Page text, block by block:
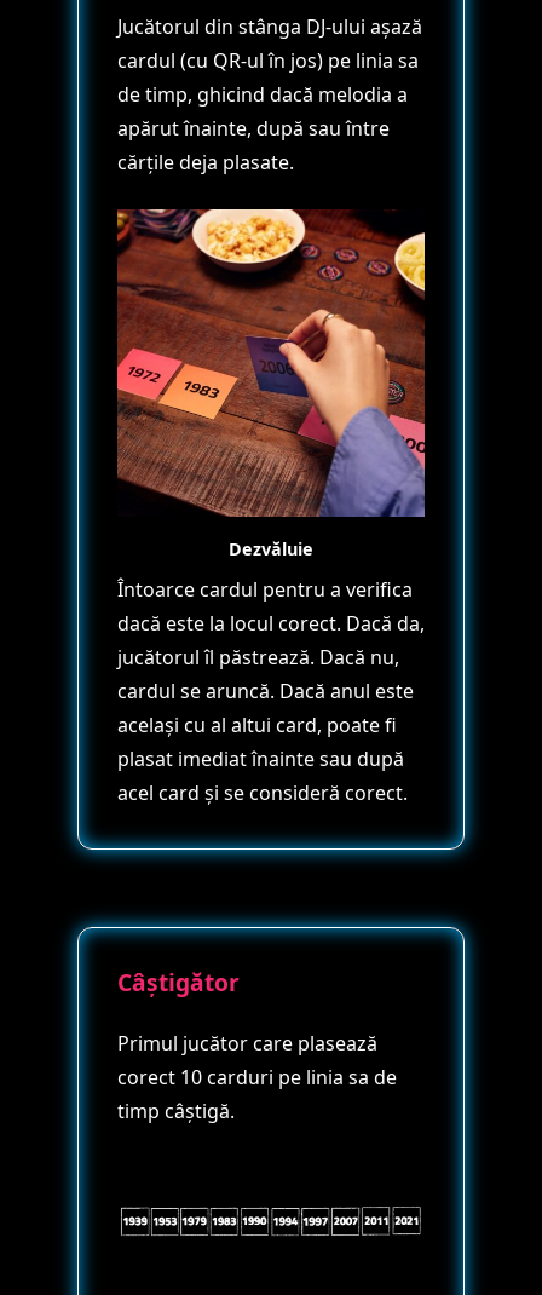
Jucătorul din stânga DJ-ului așază
cardul (cu QR-ul în jos) pe linia sa
de timp, ghicind dacă melodia a
apărut înainte, după sau între
cărțile deja plasate.
Dezvăluie
Întoarce cardul pentru a verifica
dacă este la locul corect. Dacă da,
jucătorul îl păstrează. Dacă nu,
cardul se aruncă. Dacă anul este
același cu al altui card, poate fi
plasat imediat înainte sau după
acel card și se consideră corect.
Câștigător
Primul jucător care plasează
corect 10 carduri pe linia sa de
timp câștigă.